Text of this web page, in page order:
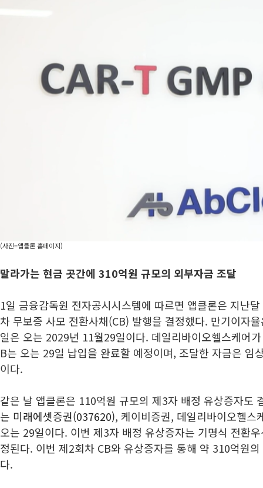
(사진=앱클론 홈페이지)
말라가는 현금 곳간에 310억원 규모의 외부자금 조달
1일 금융감독원 전자공시시스템에 따르면 앱클론은 지난
차 무보증 사모 전환사채(CB) 발행을 결정했다. 만기이자
일은 오는 2029년 11월29일이다. 데일리바이오헬스케어
B는 오는 29일 납입을 완료할 예정이며, 조달한 자금은 임
이다.
같은 날 앱클론은 110억원 규모의 제3자 배정 유상증자도
는 미래에셋증권(037620), 케이비증권, 데일리바이오헬스
오는 29일이다. 이번 제3자 배정 유상증자는 기명식 전환
정된다. 이번 제2회차 CB와 유상증자를 통해 약 310억원
다.